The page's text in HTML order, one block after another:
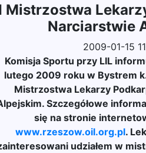
Mistrzostwa
Narciarstwie
2009-01-15
Komisja Sportu przy LIL
lutego 2009 roku w Bystrem
Mistrzostwa Lekarzy
Szczegółowe
się na stronie
www.rzeszow.oil.org.pl.
udziałem w